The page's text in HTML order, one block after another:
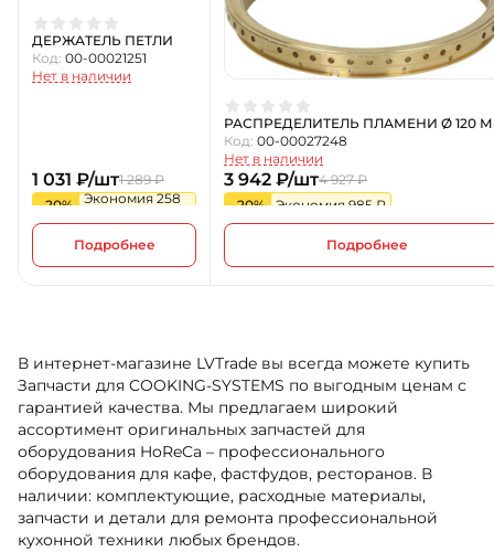
ДЕРЖАТЕЛЬ ПЕТЛИ
Код: 00-00021251
Нет в наличии
1 031 ₽/шт1 289 ₽
-20%
Экономия 258
Подробнее
РАСПРЕДЕЛИТЕЛЬ ПЛАМЕНИ Ø 120
Код: 00-00027248
Нет в наличии
3 942 ₽/шт4 927 ₽
-20%
Экономия 985 ₽
Подробнее
В интернет-магазине LVTrade вы всегда можете купить
Запчасти для COOKING-SYSTEMS по выгодным ценам с
гарантией качества. Мы предлагаем широкий
ассортимент оригинальных запчастей для
оборудования HoReCa – профессионального
оборудования для кафе, фастфудов, ресторанов. В
наличии: комплектующие, расходные материалы,
запчасти и детали для ремонта профессиональной
кухонной техники любых брендов.